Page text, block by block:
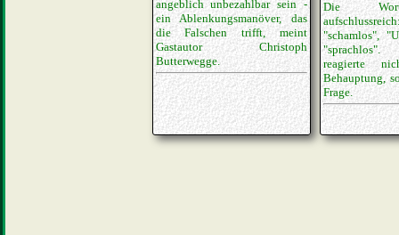
angeblich unbezahlbar sein -
ein Ablenkungsmanöver, das
die Falschen trifft, meint
Gastautor Christoph
Butterwegge.
Die
"schamlos",
"sprachlos".
reagierte
Behauptung,
Frage.